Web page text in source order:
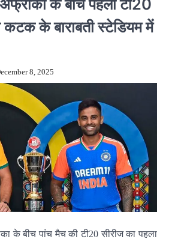
के बाराबती स्टेडियम में
8, 2025
के बीच पांच मैच की टी20 सीरीज का पहला